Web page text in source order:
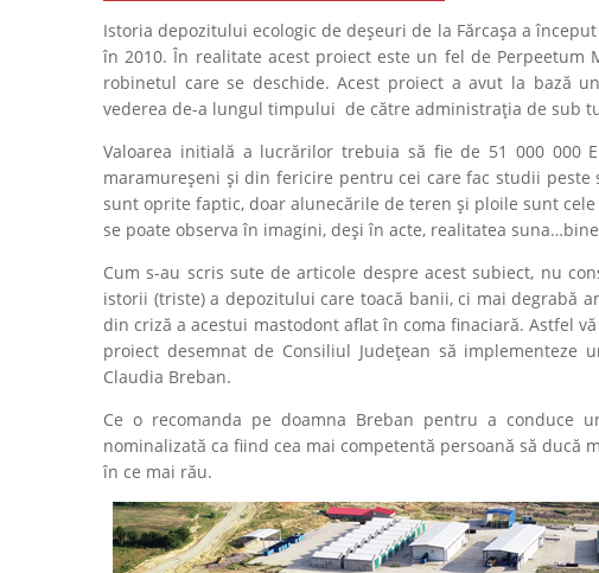
Istoria depozitului ecologic de deșeuri de la Fărcașa a
în 2010. În realitate acest proiect este un fel de
robinetul care se deschide. Acest proiect a avut la bază
vederea de-a lungul timpului de către administrația de sub
Valoarea initială a lucrărilor trebuia să fie de 51 000 000
maramureșeni și din fericire pentru cei care fac studii
sunt oprite faptic, doar alunecările de teren și ploile sunt
se poate observa în imagini, deși în acte, realitatea
Cum s-au scris sute de articole despre acest subiect, nu
istorii (triste) a depozitului care toacă banii, ci mai degrabă
din criză a acestui mastodont aflat în coma finaciară. Astfel
proiect desemnat de Consiliul Județean să
Claudia Breban.
Ce o recomanda pe doamna Breban pentru a conduce
nominalizată ca fiind cea mai competentă persoană să ducă
în ce mai rău.